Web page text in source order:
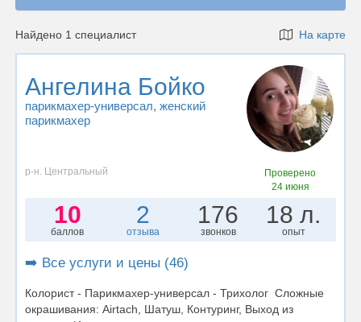
Найдено 1 специалист На карте
Ангелина Бойко
парикмахер-универсал, женский
парикмахер
р-н. Центральный
Проверено
24 июня
10
баллов
2
отзыва
176
звонков
18 л.
опыт
➡️ Все услуги и цены (46)
Колорист - Парикмахер-универсал - Трихолог Сложные
окрашивания: Airtach, Шатуш, Контуринг, Выход из